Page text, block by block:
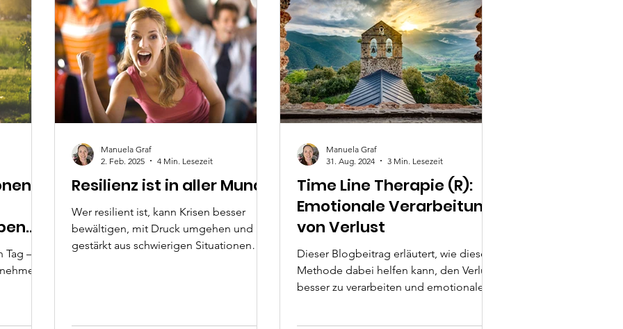
–
Tag –
Resilienz ist in aller Munde
Wer resilient ist, kann Krisen besser
bewältigen, mit Druck umgehen und
gestärkt aus schwierigen Situationen
Manuela Graf
2. Feb. 2025
4 Min. Lesezeit
Time Line Therapie (R):
Emotionale Verarbeitung
von Verlust
Dieser Blogbeitrag erläutert, wie diese
Methode dabei helfen kann, den Verlust
besser zu verarbeiten und emotionale
Manuela Graf
31. Aug. 2024
3 Min. Lesezeit